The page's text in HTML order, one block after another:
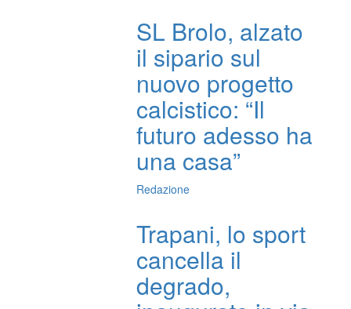
SL Brolo, alzato
il sipario sul
nuovo progetto
calcistico: “Il
futuro adesso ha
una casa”
Redazione
Trapani, lo sport
cancella il
degrado,